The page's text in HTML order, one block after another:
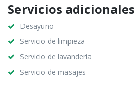
Servicios adicionales
Desayuno
Servicio de limpieza
Servicio de lavandería
Servicio de masajes